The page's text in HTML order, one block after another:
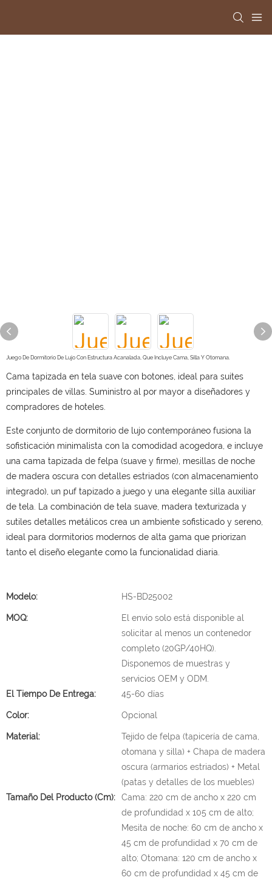
Juego De Dormitorio De Lujo Con Estructura Acanalada, Que Incluye Cama, Silla Y Otomana.
Cama tapizada en tela suave con botones, ideal para suites
principales de villas. Suministro al por mayor a diseñadores y
compradores de hoteles.
Este conjunto de dormitorio de lujo contemporáneo fusiona la
sofisticación minimalista con la comodidad acogedora, e incluye
una cama tapizada de felpa (suave y firme), mesillas de noche
de madera oscura con detalles estriados (con almacenamiento
integrado), un puf tapizado a juego y una elegante silla auxiliar
de tela. La combinación de tela suave, madera texturizada y
sutiles detalles metálicos crea un ambiente sofisticado y sereno,
ideal para dormitorios modernos de alta gama que priorizan
tanto el diseño elegante como la funcionalidad diaria.
Modelo: HS-BD25002
MOQ:
El envío solo está disponible al
solicitar al menos un contenedor
completo (20GP/40HQ).
Disponemos de muestras y
servicios OEM y ODM.
El Tiempo De Entrega:
45-60 días
Color: Opcional
Material:
Tejido de felpa (tapicería de cama,
otomana y silla) + Chapa de madera
oscura (armarios estriados) + Metal
(patas y detalles de los muebles)
Tamaño Del Producto (cm):
Cama: 220 cm de ancho x 220 cm
de profundidad x 105 cm de alto;
Mesita de noche: 60 cm de ancho x
45 cm de profundidad x 70 cm de
alto; Otomana: 120 cm de ancho x
60 cm de profundidad x 45 cm de